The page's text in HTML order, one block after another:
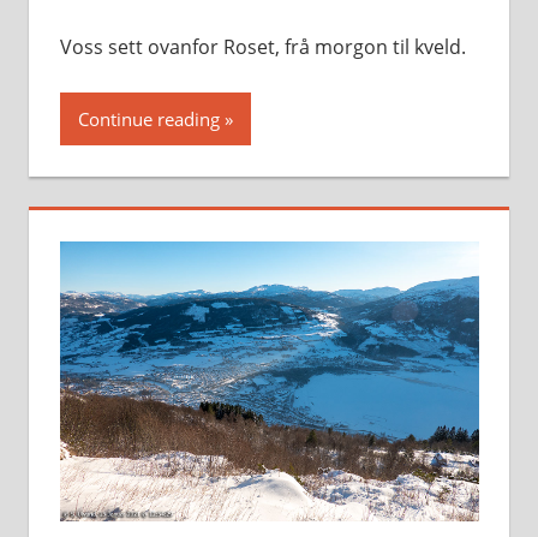
Voss sett ovanfor Roset, frå morgon til kveld.
Continue reading